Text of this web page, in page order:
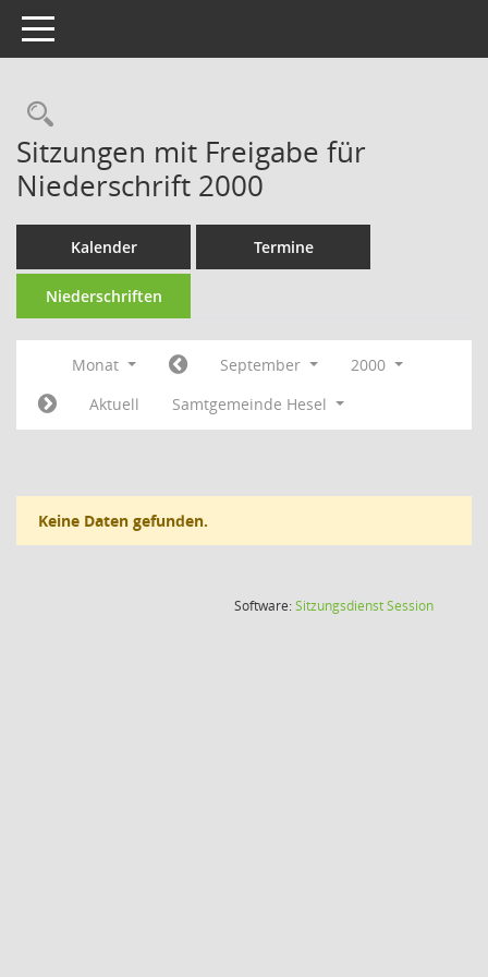
Toggle navigation
Rechercheauswahl
Sitzungen mit Freigabe für
Niederschrift 2000
Kalender Termine
Niederschriften
Monat September
2000
Aktuell
Samtgemeinde Hesel
Keine Daten gefunden.
Software:SitzungsdienstSession(Wird in